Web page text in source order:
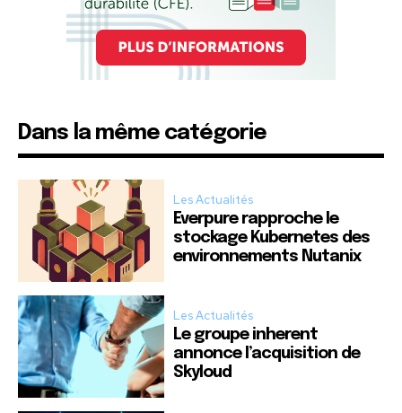
Dans la même catégorie
Les Actualités
Everpure rapproche le
stockage Kubernetes des
environnements Nutanix
Les Actualités
Le groupe inherent
annonce l’acquisition de
Skyloud